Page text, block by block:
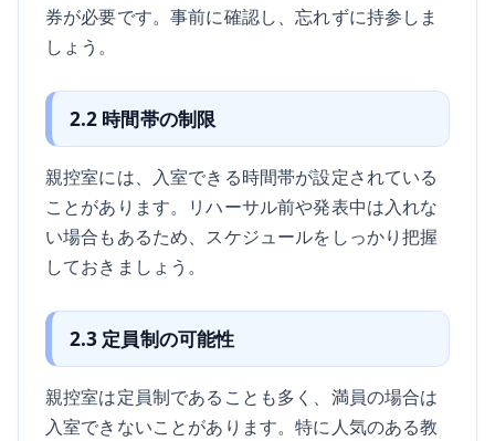
券が必要です。事前に確認し、忘れずに持参しま
しょう。
2.2 時間帯の制限
親控室には、入室できる時間帯が設定されている
ことがあります。リハーサル前や発表中は入れな
い場合もあるため、スケジュールをしっかり把握
しておきましょう。
2.3 定員制の可能性
親控室は定員制であることも多く、満員の場合は
入室できないことがあります。特に人気のある教